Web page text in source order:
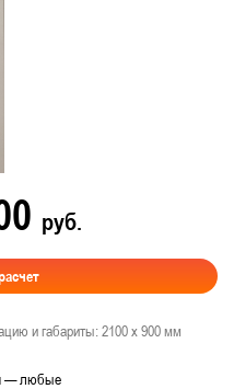
руб.
и габариты: 2100 х 900 мм
— любые